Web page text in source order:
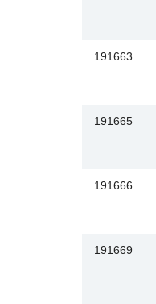
191663
191665
191666
191669